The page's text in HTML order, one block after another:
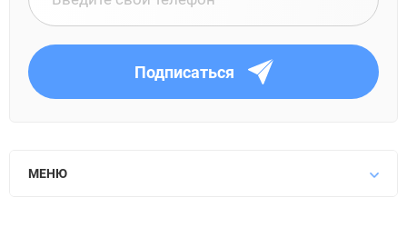
Подписаться
МЕНЮ